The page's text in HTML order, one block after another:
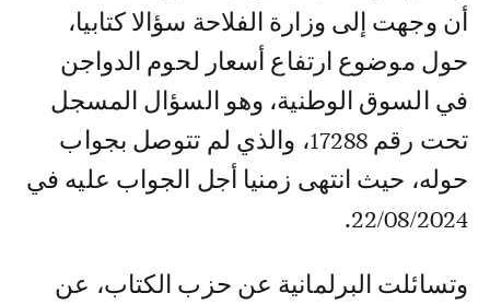
أن وجهت إلى وزارة الفلاحة سؤالا كتابيا،
حول موضوع ارتفاع أسعار لحوم الدواجن
في السوق الوطنية، وهو السؤال المسجل
تحت رقم 17288، والذي لم تتوصل بجواب
حوله، حيث انتهى زمنيا أجل الجواب عليه في
22/08/2024.
وتسائلت البرلمانية عن حزب الكتاب، عن